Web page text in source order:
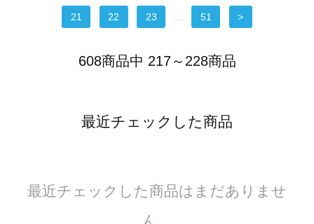
21 22 23 51 >
608商品中 217～228商品
最近チェックした商品
最近チェックした商品はまだありませ
ん。